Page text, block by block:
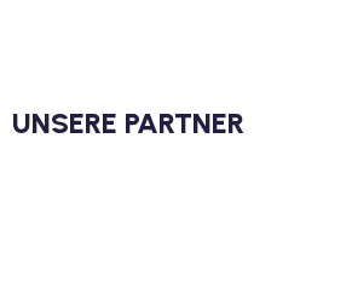
UNSERE PARTNER